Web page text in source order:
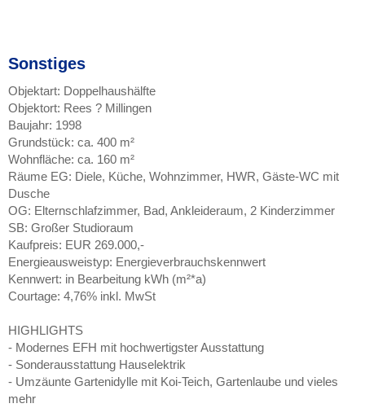
Sonstiges
Objektart: Doppelhaushälfte
Objektort: Rees ? Millingen
Baujahr: 1998
Grundstück: ca. 400 m²
Wohnfläche: ca. 160 m²
Räume EG: Diele, Küche, Wohnzimmer, HWR, Gäste-WC mit
Dusche
OG: Elternschlafzimmer, Bad, Ankleideraum, 2 Kinderzimmer
SB: Großer Studioraum
Kaufpreis: EUR 269.000,-
Energieausweistyp: Energieverbrauchskennwert
Kennwert: in Bearbeitung kWh (m²*a)
Courtage: 4,76% inkl. MwSt
HIGHLIGHTS
- Modernes EFH mit hochwertigster Ausstattung
- Sonderausstattung Hauselektrik
- Umzäunte Gartenidylle mit Koi-Teich, Gartenlaube und vieles
mehr